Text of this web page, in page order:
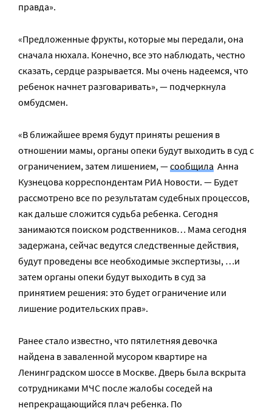
правда».
«Предложенные фрукты, которые мы передали, она
сначала нюхала. Конечно, все это наблюдать, честно
сказать, сердце разрывается. Мы очень надеемся, что
ребенок начнет разговаривать», — подчеркнула
омбудсмен.
«В ближайшее время будут приняты решения в
отношении мамы, органы опеки будут выходить в суд с
ограничением, затем лишением, —сообщила Анна
Кузнецова корреспондентам РИА Новости. — Будет
рассмотрено все по результатам судебных процессов,
как дальше сложится судьба ребенка. Сегодня
занимаются поиском родственников… Мама сегодня
задержана, сейчас ведутся следственные действия,
будут проведены все необходимые экспертизы, …и
затем органы опеки будут выходить в суд за
принятием решения: это будет ограничение или
лишение родительских прав».
Ранее стало известно, что пятилетняя девочка
найдена в заваленной мусором квартире на
Ленинградском шоссе в Москве. Дверь была вскрыта
сотрудниками МЧС после жалобы соседей на
непрекращающийся плач ребенка. По